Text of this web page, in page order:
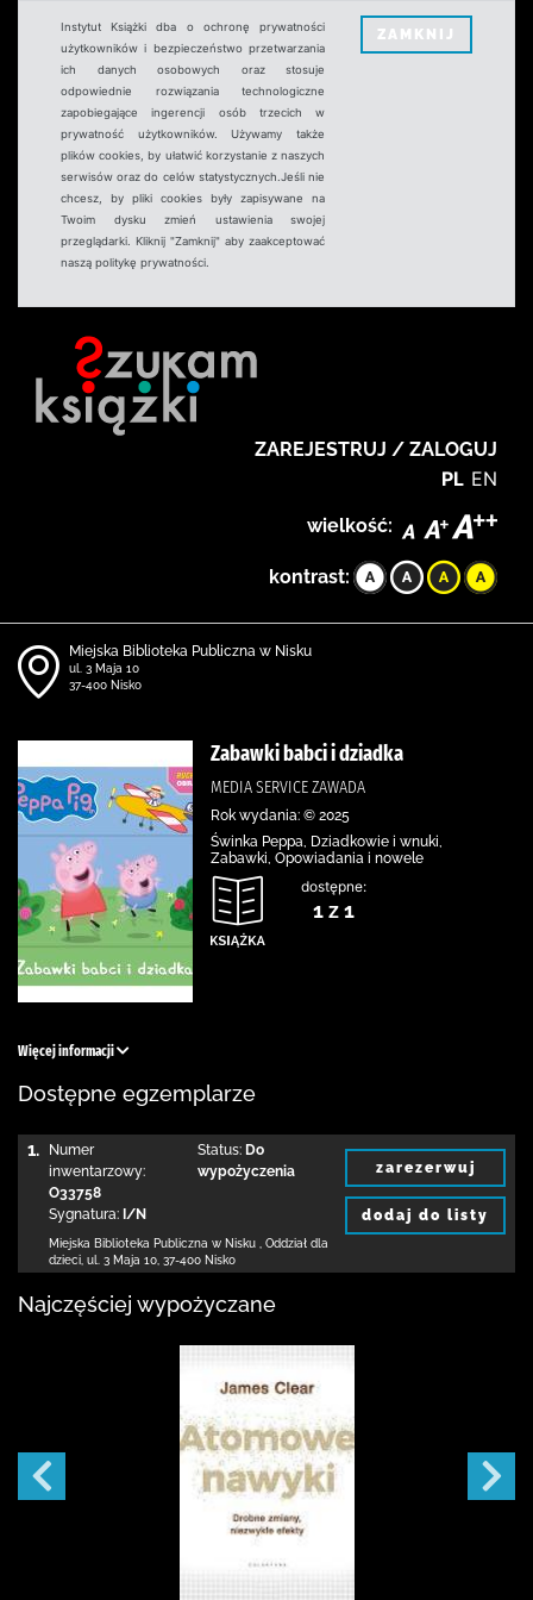
Instytut Książki dba o ochronę prywatności
użytkowników i bezpieczeństwo przetwarzania
ich danych osobowych oraz stosuje
odpowiednie rozwiązania technologiczne
zapobiegające ingerencji osób trzecich w
prywatność użytkowników. Używamy także
plików cookies, by ułatwić korzystanie z naszych
serwisów oraz do celów statystycznych.Jeśli nie
chcesz, by pliki cookies były zapisywane na
Twoim dysku zmień ustawienia swojej
przeglądarki. Kliknij "Zamknij" aby zaakceptować
naszą politykę prywatności.
ZAMKNIJ
ZAREJESTRUJ / ZALOGUJ
PL EN
wielkość:
kontrast:
Miejska Biblioteka Publiczna w Nisku
ul. 3 Maja 10
37-400 Nisko
Zabawki babci i dziadka
MEDIA SERVICE ZAWADA
Rok wydania: © 2025
Świnka Peppa, Dziadkowie i wnuki,
Zabawki, Opowiadania i nowele
dostępne:
1 z 1
Więcej informacji
Dostępne egzemplarze
1.
Numer
inwentarzowy:
O33758
Sygnatura: I/N
Status: Do
wypożyczenia
Miejska Biblioteka Publiczna w Nisku
Oddział dla
dzieci, ul. 3 Maja 10 37-400 Nisko
zarezerwuj
dodaj do listy
Najczęściej wypożyczane